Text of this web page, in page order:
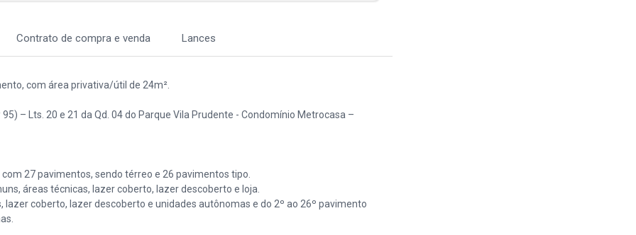
Contrato de compra e venda Lances
com área privativa/útil de 24m².
– Lts. 20 e 21 da Qd. 04 do Parque Vila Prudente - Condomínio Metrocasa –
27 pavimentos, sendo térreo e 26 pavimentos tipo.
áreas técnicas, lazer coberto, lazer descoberto e loja.
coberto, lazer descoberto e unidades autônomas e do 2º ao 26º pavimento